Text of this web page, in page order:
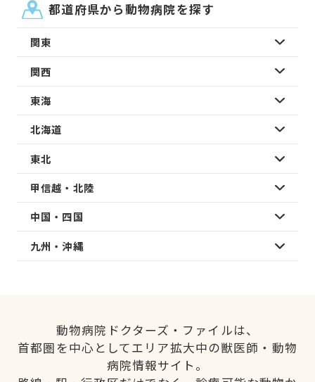
都道府県から動物病院を探す
関東
関西
東海
北海道
東北
甲信越・北陸
中国・四国
九州・沖縄
動物病院ドクターズ・ファイルは、
首都圏を中心としてエリア拡大中の獣医師・動物
病院情報サイト。